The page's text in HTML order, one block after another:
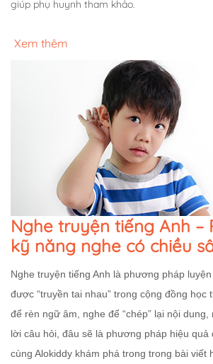
giúp phụ huynh tham khảo.
Xem thêm
Nghe truyện tiếng Anh –
kỹ năng nghe có chiều
Nghe truyện tiếng Anh là phương pháp
được “truyền tai nhau” trong cộng đồng học
để rèn ngữ âm, nghe để “chép” lại nội
lời câu hỏi, đâu sẽ là phương pháp hiệu quả
cùng Alokiddy khám phá trong trong bài viết